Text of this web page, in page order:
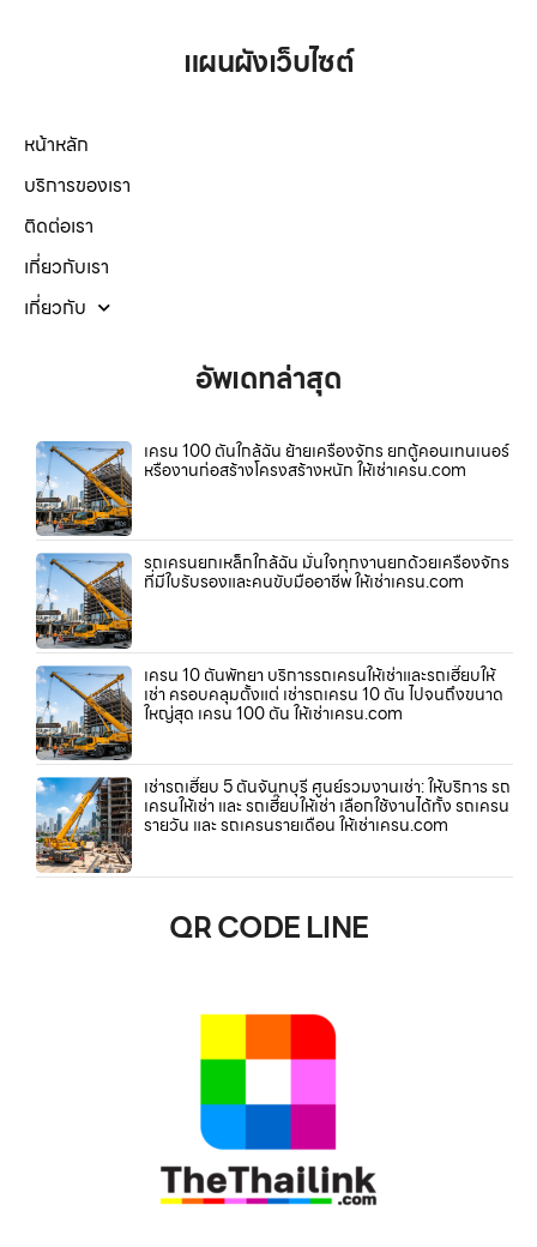
แผนผังเว็บไซต์
หน้าหลัก
บริการของเรา
ติดต่อเรา
เกี่ยวกับเรา
เกี่ยวกับ
อัพเดทล่าสุด
เครน 100 ตันใกล้ฉัน ย้ายเครื่องจักร ยกตู้คอนเทนเนอร์
หรืองานก่อสร้างโครงสร้างหนัก ให้เช่าเครน.com
รถเครนยกเหล็กใกล้ฉัน มั่นใจทุกงานยกด้วยเครื่องจักร
ที่มีใบรับรองและคนขับมืออาชีพ ให้เช่าเครน.com
เครน 10 ตันพัทยา บริการรถเครนให้เช่าและรถเฮี๊ยบให้
เช่า ครอบคลุมตั้งแต่ เช่ารถเครน 10 ตัน ไปจนถึงขนาด
ใหญ่สุด เครน 100 ตัน ให้เช่าเครน.com
เช่ารถเฮี๊ยบ 5 ตันจันทบุรี ศูนย์รวมงานเช่า: ให้บริการ รถ
เครนให้เช่า และ รถเฮี๊ยบให้เช่า เลือกใช้งานได้ทั้ง รถเครน
รายวัน และ รถเครนรายเดือน ให้เช่าเครน.com
QR CODE LINE